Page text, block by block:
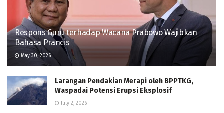
Respons Guru terhadap Wacana Prabowo Wajibkan
Bahasa Prancis
May 30, 2026
Larangan Pendakian Merapi oleh BPPTKG,
Waspadai Potensi Erupsi Eksplosif
July 2, 2026